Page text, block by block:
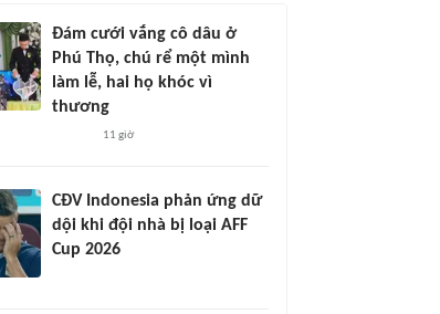
Đám cưới vắng cô dâu ở
Phú Thọ, chú rể một mình
làm lễ, hai họ khóc vì
thương
11 giờ
CĐV Indonesia phản ứng dữ
dội khi đội nhà bị loại AFF
Cup 2026